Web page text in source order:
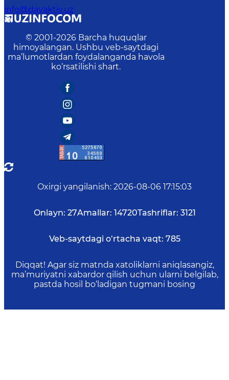
info@davaktiv.uz
© 2001-2026 Barcha huquqlar
himoyalangan. Ushbu veb-saytdagi
ma’lumotlardan foydalanganda havola
ko‘rsatilishi shart.
Oxirgi yangilanish: 2026-08-06 17:15:03
Onlayn: 27Amallar: 14720Tashriflar: 3121
Veb-saytdagi o‘rtacha vaqt: 785
Diqqat! Agar siz matnda xatoliklarni aniqlasangiz,
ma’muriyatni xabardor qilish uchun ularni belgilab,
pastda hosil bo‘ladigan tugmani bosing